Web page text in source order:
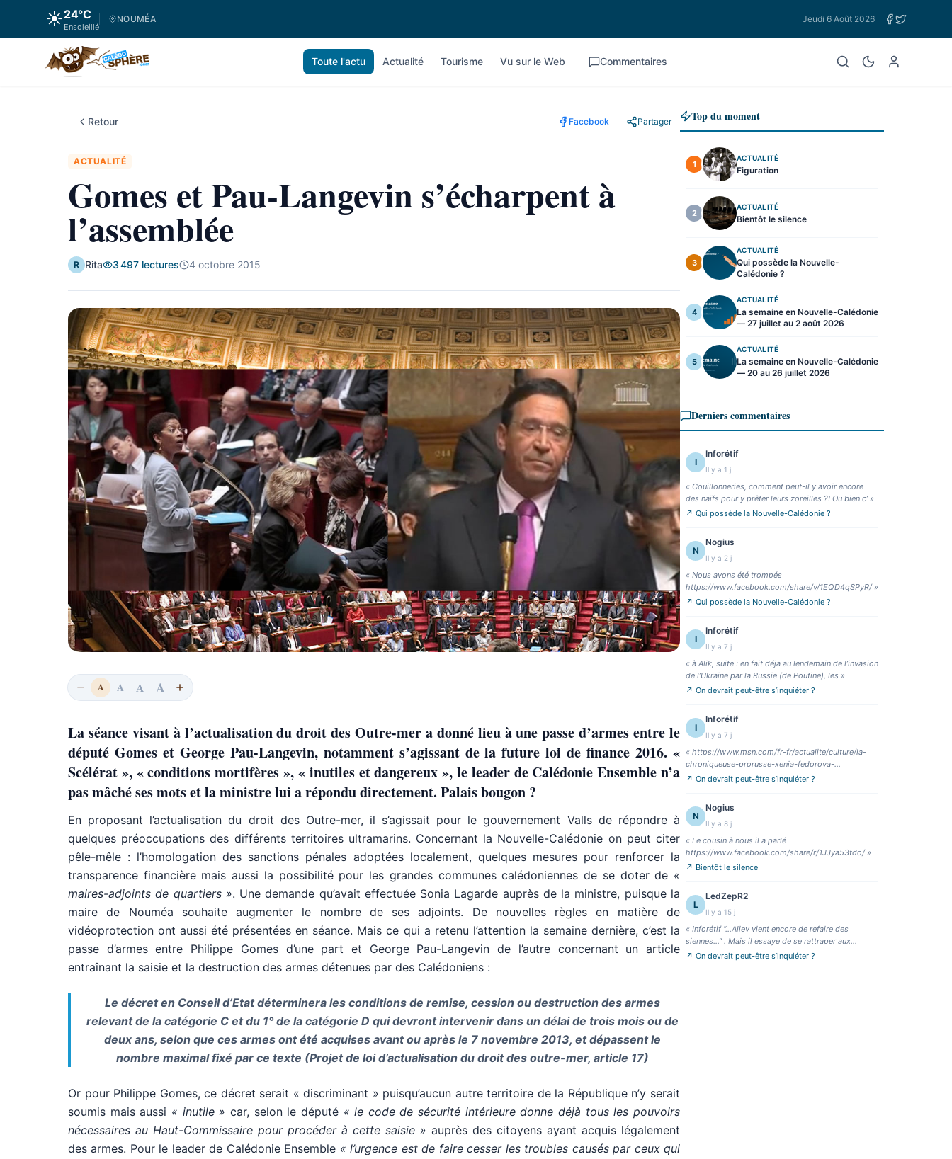
☀️24°C
Ensoleillé
NOUMÉA Jeudi 6 Août 2026
Toute l'actu Actualité Tourisme Vu sur le Web Commentaires
Retour Facebook Partager
ACTUALITÉ
Gomes et Pau-Langevin s’écharpent à
l’assemblée
R Rita 3 497 lectures 4 octobre 2015
A A A A
La séance visant à l’actualisation du droit des Outre-mer a donné lieu à une passe d’armes entre le
député Gomes et George Pau-Langevin, notamment s’agissant de la future loi de finance 2016. «
Scélérat », « conditions mortifères », « inutiles et dangereux », le leader de Calédonie Ensemble n’a
pas mâché ses mots et la ministre lui a répondu directement. Palais bougon ?
En proposant l’actualisation du droit des Outre-mer, il s’agissait pour le gouvernement Valls de répondre à
quelques préoccupations des différents territoires ultramarins. Concernant la Nouvelle-Calédonie on peut citer
pêle-mêle : l’homologation des sanctions pénales adoptées localement, quelques mesures pour renforcer la
transparence financière mais aussi la possibilité pour les grandes communes calédoniennes de se doter de «
maires-adjoints de quartiers ». Une demande qu’avait effectuée Sonia Lagarde auprès de la ministre, puisque la
maire de Nouméa souhaite augmenter le nombre de ses adjoints. De nouvelles règles en matière de
vidéoprotection ont aussi été présentées en séance. Mais ce qui a retenu l’attention la semaine dernière, c’est la
passe d’armes entre Philippe Gomes d’une part et George Pau-Langevin de l’autre concernant un article
entraînant la saisie et la destruction des armes détenues par des Calédoniens :
Le décret en Conseil d’Etat déterminera les conditions de remise, cession ou destruction des armes
relevant de la catégorie C et du 1° de la catégorie D qui devront intervenir dans un délai de trois mois ou de
deux ans, selon que ces armes ont été acquises avant ou après le 7 novembre 2013, et dépassent le
nombre maximal fixé par ce texte (Projet de loi d’actualisation du droit des outre-mer, article 17)
Or pour Philippe Gomes, ce décret serait « discriminant » puisqu’aucun autre territoire de la République n’y serait
soumis mais aussi « inutile » car, selon le député« le code de sécurité intérieure donne déjà tous les pouvoirs
nécessaires au Haut-Commissaire pour procéder à cette saisie » auprès des citoyens ayant acquis légalement
des armes. Pour le leader de Calédonie Ensemble « l’urgence est de faire cesser les troubles causés par ceux qui
Top du moment
1
ACTUALITÉ
Figuration
2
ACTUALITÉ
Bientôt le silence
3
ACTUALITÉ
Qui possède la Nouvelle-
Calédonie ?
4
ACTUALITÉ
La semaine en Nouvelle-Calédonie
— 27 juillet au 2 août 2026
5
ACTUALITÉ
La semaine en Nouvelle-Calédonie
— 20 au 26 juillet 2026
Derniers commentaires
I
Inforétif
Il y a 1 j
« Couillonneries, comment peut-il y avoir encore
des naïfs pour y prêter leurs zoreilles ?! Ou bien c’»
↗ Qui possède la Nouvelle-Calédonie ?
N
Nogius
Il y a 2 j
« Nous avons été trompés
https://www.facebook.com/share/v/1EQD4qSPyR/»
↗ Qui possède la Nouvelle-Calédonie ?
I
Inforétif
Il y a 7 j
« à Alik, suite : en fait déja au lendemain de l’invasion
de l’Ukraine par la Russie (de Poutine), les »
↗ On devrait peut-être s’inquiéter ?
I
Inforétif
Il y a 7 j
« https://www.msn.com/fr-fr/actualite/culture/la-
chroniqueuse-prorusse-xenia-fedorova-
vis%C3%A9e-en-fr »
↗ On devrait peut-être s’inquiéter ?
N
Nogius
Il y a 8 j
« Le cousin à nous il a parlé
https://www.facebook.com/share/r/1JJya53tdo/»
↗ Bientôt le silence
L
LedZepR2
Il y a 15 j
« Inforétif “…Aliev vient encore de refaire des
siennes…” . Mais il essaye de se rattraper aux
branche»
↗ On devrait peut-être s’inquiéter ?